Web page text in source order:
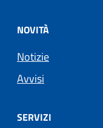
NOVITÀ
Notizie
Avvisi
SERVIZI